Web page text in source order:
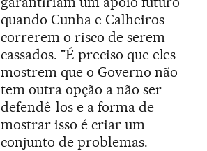
quando Cunha e Calheiros
correrem o risco de serem
cassados. "É preciso que eles
mostrem que o Governo não
tem outra opção a não ser
defendê-los e a forma de
mostrar isso é criar um
conjunto de problemas.